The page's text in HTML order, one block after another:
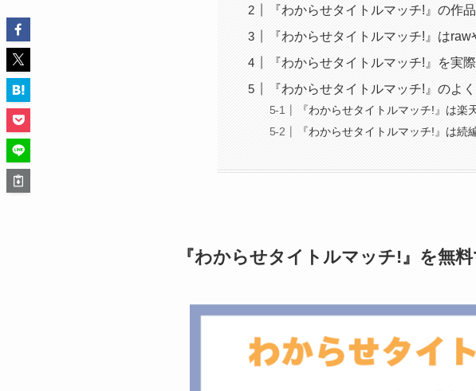
『わからせタイトルマッチ!』の作
『わからせタイトルマッチ!』は
『わからせタイトルマッチ!』を実
『わからせタイトルマッチ!』のよ
『わからせタイトルマッチ!』は楽
『わからせタイトルマッチ!』は続
『わからせタイトルマッチ!』を無